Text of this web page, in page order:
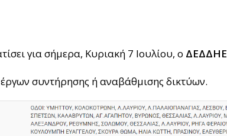
για σήμερα, Κυριακή 7 Ιουλίου, ο ΔΕΔΔΗΕ
συντήρησης ή αναβάθμισης δικτύων.